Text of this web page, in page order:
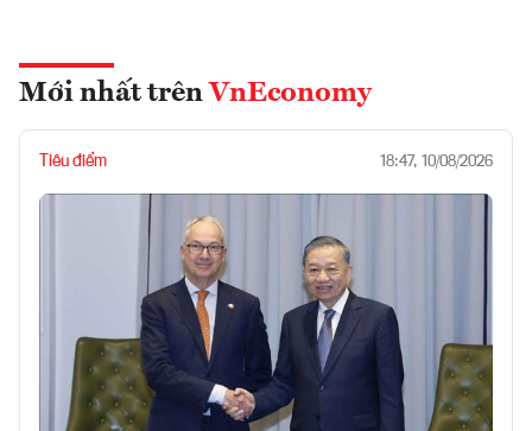
Mới nhất trên VnEconomy
Tiêu điểm 18:47, 10/08/2026